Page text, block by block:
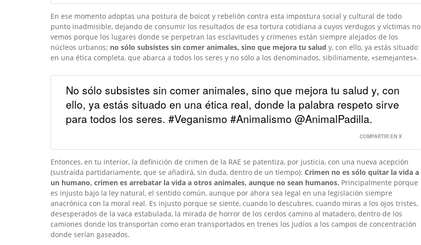
En ese momento adoptas una postura de boicot y rebelión contra esta impostura social y cultural de todo
punto inadmisible, dejando de consumir los resultados de esa tortura cotidiana a cuyos verdugos y víctimas no
vemos porque los lugares donde se perpetran las esclavitudes y crímenes están siempre alejados de los
núcleos urbanos; no sólo subsistes sin comer animales, sino que mejora tu salud y, con ello, ya estás situado
en una ética completa, que abarca a todos los seres y no sólo a los denominados, sibilinamente, «semejantes».
No sólo subsistes sin comer animales, sino que mejora tu salud y, con
ello, ya estás situado en una ética real, donde la palabra respeto sirve
para todos los seres. #Veganismo #Animalismo @AnimalPadilla.
COMPARTIR EN X
Entonces, en tu interior, la definición de crimen de la RAE se patentiza, por justicia, con una nueva acepción
(sustraída partidariamente, que se añadirá, sin duda, dentro de un tiempo): Crimen no es sólo quitar la vida a
un humano, crimen es arrebatar la vida a otros animales, aunque no sean humanos. Principalmente porque
es injusto bajo la ley natural, el sentido común, aunque por ahora sea legal en una legislación siempre
anacrónica con la moral real. Es injusto porque se siente, cuando lo descubres, cuando miras a los ojos tristes,
desesperados de la vaca estabulada, la mirada de horror de los cerdos camino al matadero, dentro de los
camiones donde los transportan como eran transportados en trenes los judíos a los campos de concentración
donde serían gaseados.